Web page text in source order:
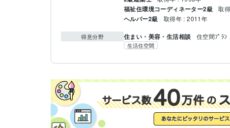
福祉住環境コーディネーター2級 取
ヘルパー2級 取得年 : 2011年
得意分野 住まい・美容・生活相談 住空間ﾌﾟﾗﾝ
生活住空間